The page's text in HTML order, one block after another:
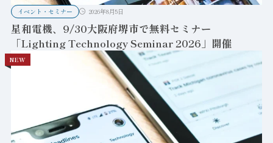
イベント・セミナー 2026年8月5日
星和電機、9/30大阪府堺市で無料セミナー
「Lighting Technology Seminar 2026」開催
NEW